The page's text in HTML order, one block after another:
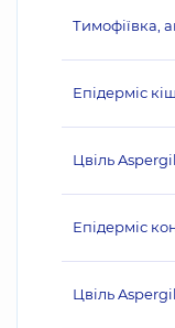
Тимофіївка,
Епідерміс
Цвіль
Епідерміс
Цвіль